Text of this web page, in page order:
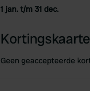
1 jan. t/m 31 dec.
Geen geaccepteerde